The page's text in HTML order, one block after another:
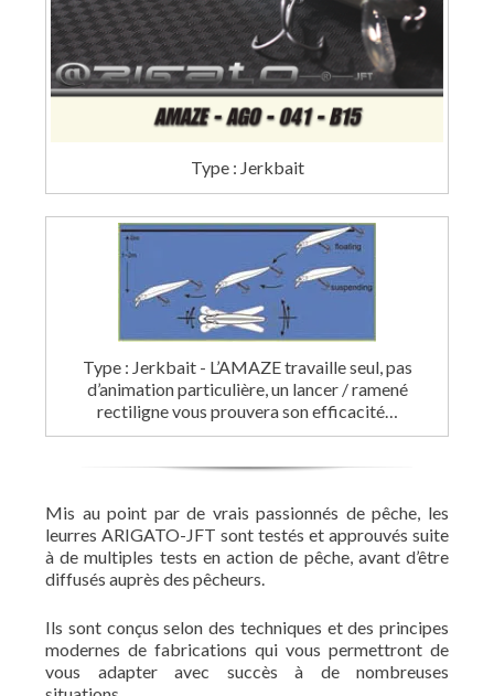
Type : Jerkbait
Type : Jerkbait - L’AMAZE travaille seul, pas
d’animation particulière, un lancer / ramené
rectiligne vous prouvera son efficacité…
Mis au point par de vrais passionnés de pêche, les
leurres ARIGATO-JFT sont testés et approuvés suite
à de multiples tests en action de pêche, avant d’être
diffusés auprès des pêcheurs.
Ils sont conçus selon des techniques et des principes
modernes de fabrications qui vous permettront de
vous adapter avec succès à de nombreuses